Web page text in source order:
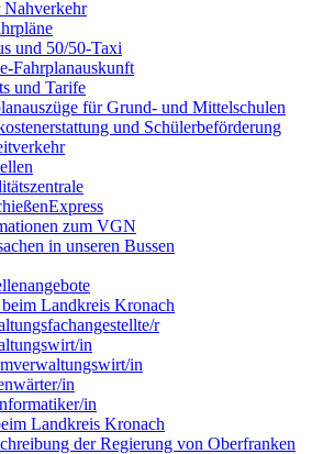
und 50/50-Taxi
Fahrplanauskunft
und Tarife
für Grund- und Mittelschulen
und Schülerbeförderung
zum VGN
in unseren Bussen
Landkreis Kronach
r
in
in
in
in
Landkreis Kronach
der Regierung von Oberfranken